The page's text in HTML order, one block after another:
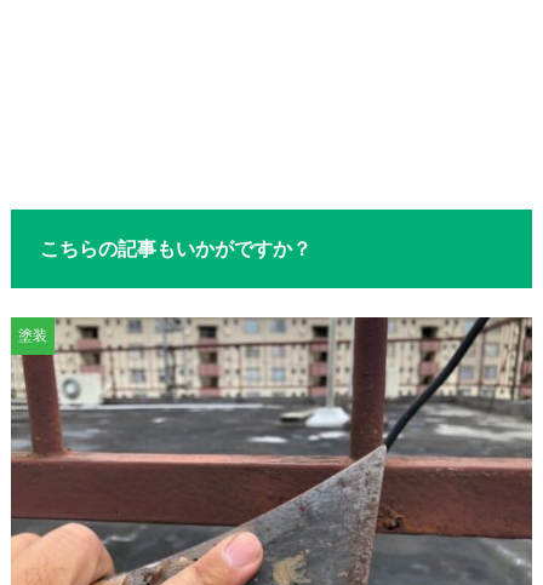
こちらの記事もいかがですか？
塗装